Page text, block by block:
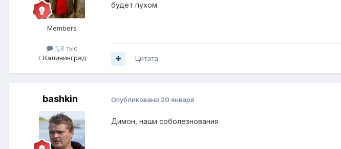
Members
1,3 тыс
г.Калининград
будет пухом.
Цитата
bashkin Опубликовано 20 января
Димон, наши соболезнования